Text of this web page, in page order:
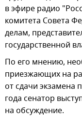
в эфире радио
комитета Совета
делам,
государственной
По его мнению,
приезжающих на
от сдачи экзамена
года сенатор
на обсуждение.